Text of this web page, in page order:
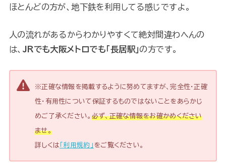
ほとんどの方が、地下鉄を利用してる感じですよ。
人の流れがあるからわかりやすくて絶対間違わへんの
は、 JRでも大阪メトロでも「長居駅」の方です。
※正確な情報を掲載するように努めてますが、完全性・正確
性・有用性について保証するものではないことをあらかじ
めご了承ください。 必ず、正確な情報をお確かめください
ませ。
詳しくは 「利用規約」 をご覧ください。